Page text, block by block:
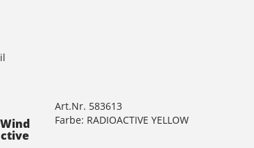
Art.Nr. 583613
Farbe: RADIOACTIVE YELLOW